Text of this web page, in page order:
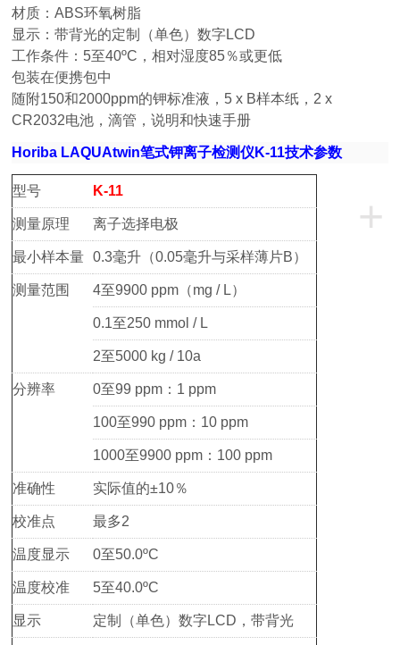
材质：ABS环氧树脂
显示：带背光的定制（单色）数字LCD
工作条件：5至40ºC，相对湿度85％或更低
包装在便携包中
随附150和2000ppm的钾标准液，5 x B样本纸，2 x
CR2032电池，滴管，说明和快速手册
Horiba LAQUAtwin笔式钾离子检测仪K-11技术参数
+
型号 K-11
测量原理 离子选择电极
最小样本量 0.3毫升（0.05毫升与采样薄片B）
测量范围 4至9900 ppm（mg / L）
0.1至250 mmol / L
2至5000 kg / 10a
分辨率 0至99 ppm：1 ppm
100至990 ppm：10 ppm
1000至9900 ppm：100 ppm
准确性 实际值的±10％
校准点 最多2
温度显示 0至50.0ºC
温度校准 5至40.0ºC
显示 定制（单色）数字LCD，带背光